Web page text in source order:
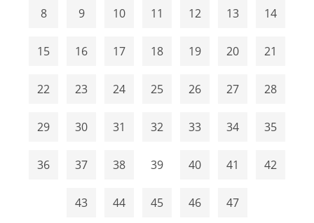
8 9 10 11 12 13 14
15 16 17 18 19 20 21
22 23 24 25 26 27 28
29 30 31 32 33 34 35
36 37 38 39 40 41 42
43 44 45 46 47